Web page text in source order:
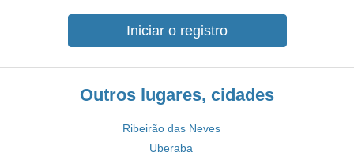
Iniciar o registro
Outros lugares, cidades
Ribeirão das Neves
Uberaba